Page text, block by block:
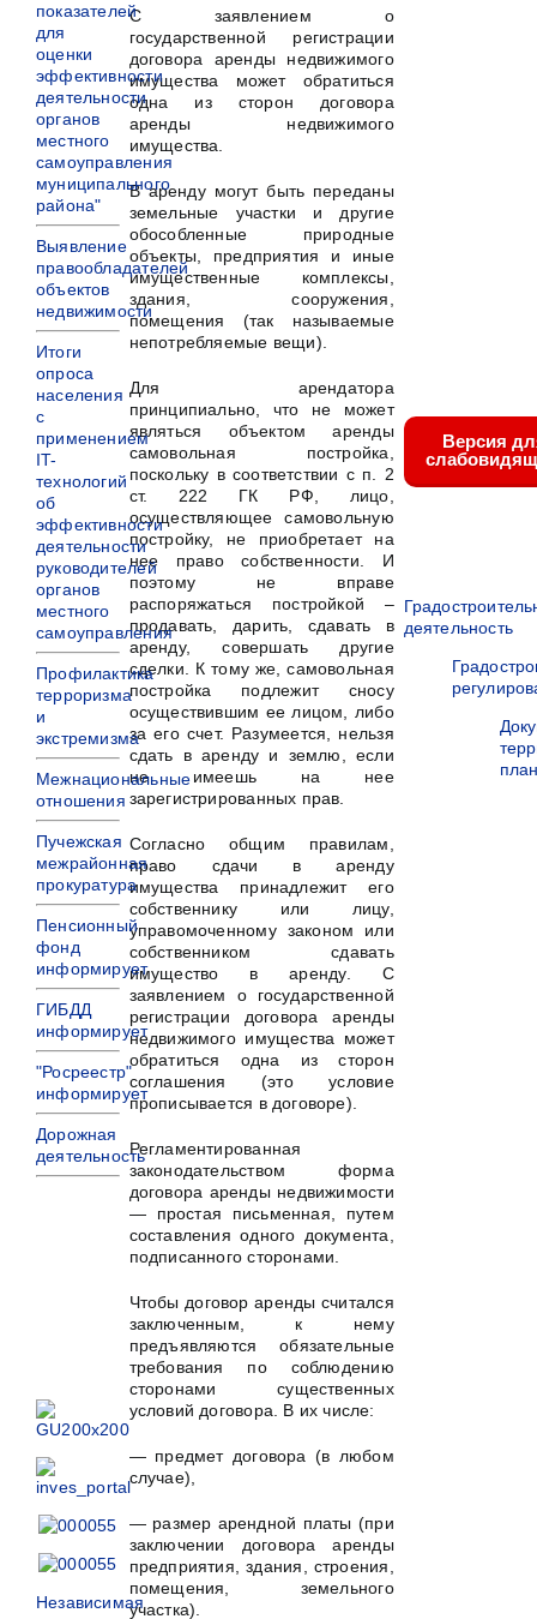
С заявлением о
государственной регистрации
договора аренды недвижимого
имущества может обратиться
одна из сторон договора
аренды недвижимого
имущества.
В аренду могут быть переданы
земельные участки и другие
обособленные природные
объекты, предприятия и иные
имущественные комплексы,
здания, сооружения,
помещения (так называемые
непотребляемые вещи).
Для арендатора
принципиально, что не может
являться объектом аренды
самовольная постройка,
поскольку в соответствии с п. 2
ст. 222 ГК РФ, лицо,
осуществляющее самовольную
постройку, не приобретает на
нее право собственности. И
поэтому не вправе
распоряжаться постройкой –
продавать, дарить, сдавать в
аренду, совершать другие
сделки. К тому же, самовольная
постройка подлежит сносу
осуществившим ее лицом, либо
за его счет. Разумеется, нельзя
сдать в аренду и землю, если
не имеешь на нее
зарегистрированных прав.
Согласно общим правилам,
право сдачи в аренду
имущества принадлежит его
собственнику или лицу,
управомоченному законом или
собственником сдавать
имущество в аренду. С
заявлением о государственной
регистрации договора аренды
недвижимого имущества может
обратиться одна из сторон
соглашения (это условие
прописывается в договоре).
Регламентированная
законодательством форма
договора аренды недвижимости
— простая письменная, путем
составления одного документа,
подписанного сторонами.
Чтобы договор аренды считался
заключенным, к нему
предъявляются обязательные
требования по соблюдению
сторонами существенных
условий договора. В их числе:
— предмет договора (в любом
случае),
— размер арендной платы (при
заключении договора аренды
предприятия, здания, строения,
помещения, земельного
участка).
показателей
для
оценки
эффективности
деятельности
органов
местного
самоуправления
муниципального
района"
Выявление
правообладателей
объектов
недвижимости
Итоги
опроса
населения
с
применением
IT-
технологий
об
эффективности
деятельности
руководителей
органов
местного
самоуправления
Профилактика
терроризма
и
экстремизма
Межнациональные
отношения
Пучежская
межрайонная
прокуратура
Пенсионный
фонд
информирует
ГИБДД
информирует
"Росреестр"
информирует
Дорожная
деятельность
Независимая
Версия
деятельность